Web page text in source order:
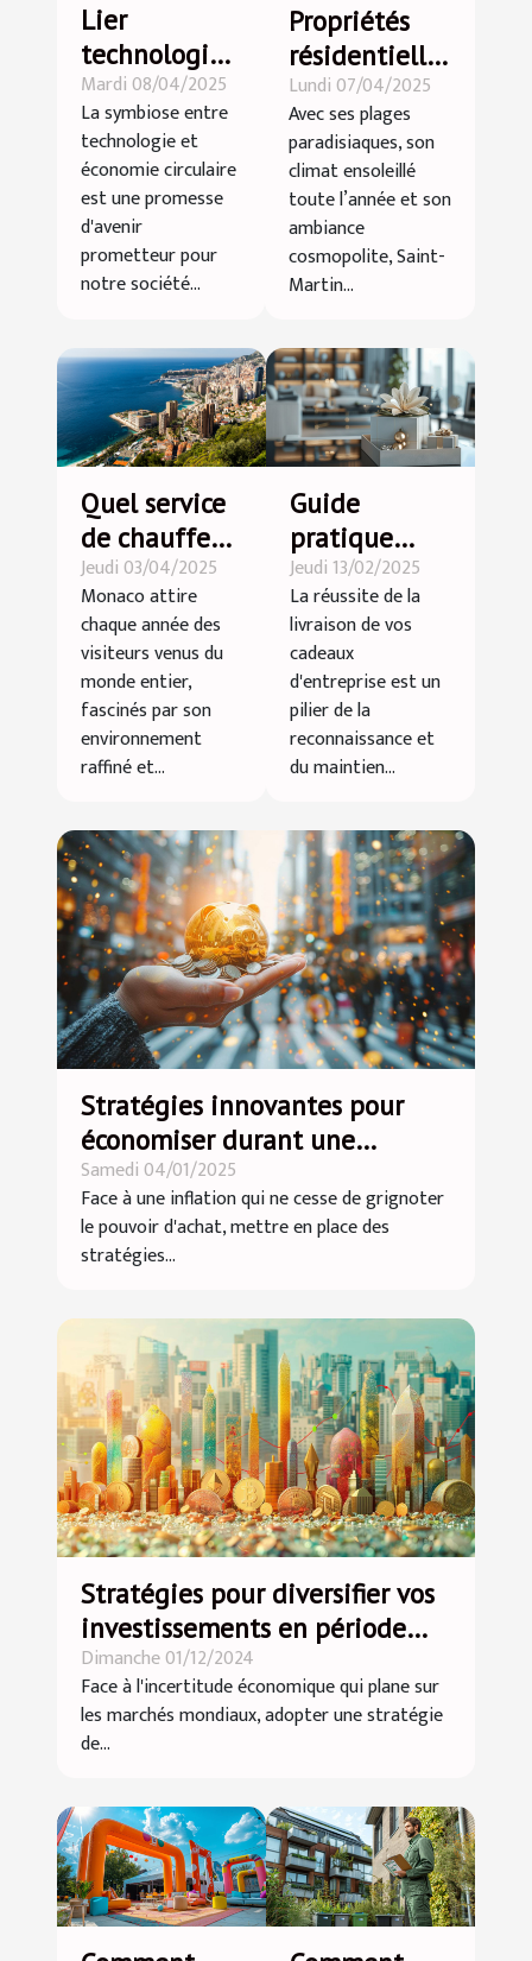
Lier
technologie
et économie
circulaire
pour un
futur
durable
Mardi 08/04/2025
La symbiose entre
technologie et
économie circulaire
est une promesse
d'avenir
prometteur pour
notre société...
Propriétés
résidentielles
à Saint
Martin : les
quartiers les
plus
recherchés
Lundi 07/04/2025
Avec ses plages
paradisiaques, son
climat ensoleillé
toute l’année et son
ambiance
cosmopolite, Saint-
Martin...
Quel service
de chauffeur
privé
contacter
pour visiter
Monaco ?
Jeudi 03/04/2025
Monaco attire
chaque année des
visiteurs venus du
monde entier,
fascinés par son
environnement
raffiné et...
Guide
pratique
pour une
livraison
efficace de
vos cadeaux
corporatifs
Jeudi 13/02/2025
La réussite de la
livraison de vos
cadeaux
d'entreprise est un
pilier de la
reconnaissance et
du maintien...
Stratégies innovantes pour
économiser durant une
inflation croissante
Samedi 04/01/2025
Face à une inflation qui ne cesse de grignoter
le pouvoir d'achat, mettre en place des
stratégies...
Stratégies pour diversifier vos
investissements en période
d'incertitude économique
Dimanche 01/12/2024
Face à l'incertitude économique qui plane sur
les marchés mondiaux, adopter une stratégie
de...